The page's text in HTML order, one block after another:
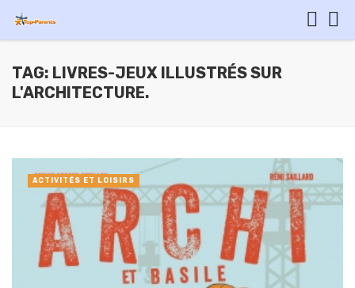
TAG: LIVRES-JEUX ILLUSTRÉS SUR
L'ARCHITECTURE.
ACTIVITÉS ET LOISIRS